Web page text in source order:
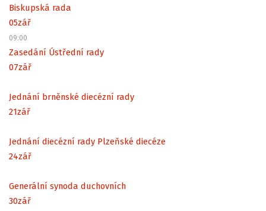
Biskupská rada
05zář
09:00
Zasedání Ústřední rady
07zář
Jednání brněnské diecézní rady
21zář
Jednání diecézní rady Plzeňské diecéze
24zář
Generální synoda duchovních
30zář